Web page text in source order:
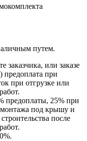
путем.
заказчика, или заказе
предоплата при
при отгрузке или
предоплаты, 25% при
монтажа под крышу и
после